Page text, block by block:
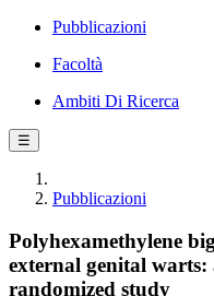
Pubblicazioni
Facoltà
Ambiti Di Ricerca
☰
Pubblicazioni
Polyhexamethylene
external genital
randomized study